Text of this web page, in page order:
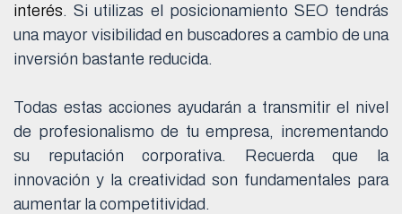
interés. Si utilizas el posicionamiento SEO tendrás
una mayor visibilidad en buscadores a cambio de una
inversión bastante reducida.
Todas estas acciones ayudarán a transmitir el nivel
de profesionalismo de tu empresa, incrementando
su reputación corporativa. Recuerda que la
innovación y la creatividad son fundamentales para
aumentar la competitividad.